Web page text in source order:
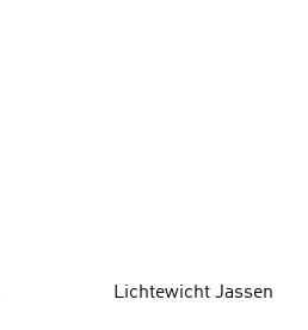
Lichtewicht Jassen